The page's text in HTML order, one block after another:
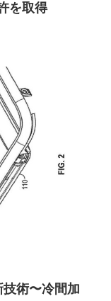
を取得
術〜冷間加